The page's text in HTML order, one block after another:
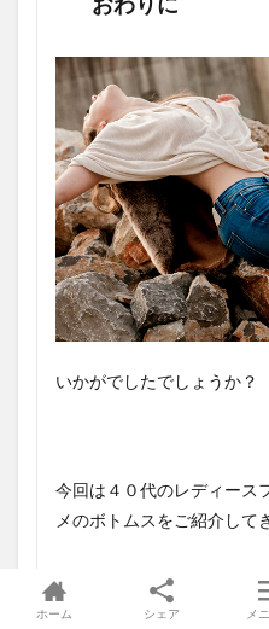
いかがでしたでしょうか？
今回は４０代のレディース
メのボトムスをご紹介して
ホーム シェア メ